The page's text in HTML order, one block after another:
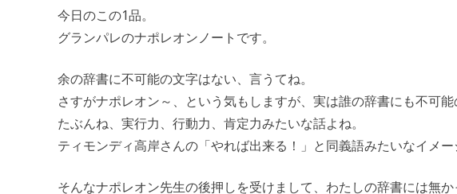
今日のこの1品。
グランパレのナポレオンノートです。
余の辞書に不可能の文字はない、言うてね。
さすがナポレオン～、という気もしますが、実は誰の辞書にも不可
たぶんね、実行力、行動力、肯定力みたいな話よね。
ティモンディ高岸さんの「やれば出来る！」と同義語みたいなイメー
そんなナポレオン先生の後押しを受けまして、わたしの辞書には無